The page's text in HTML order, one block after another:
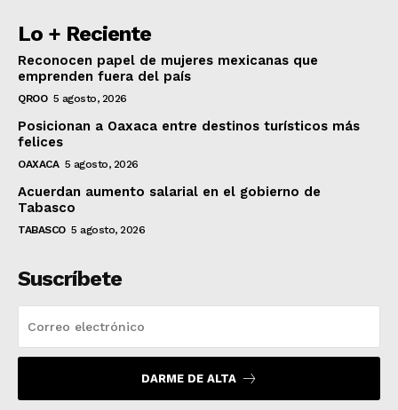
Lo + Reciente
Reconocen papel de mujeres mexicanas que
emprenden fuera del país
QROO 5 agosto, 2026
Posicionan a Oaxaca entre destinos turísticos más
felices
OAXACA 5 agosto, 2026
Acuerdan aumento salarial en el gobierno de
Tabasco
TABASCO 5 agosto, 2026
Suscríbete
DARME DE ALTA